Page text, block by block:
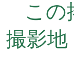
この
撮影地